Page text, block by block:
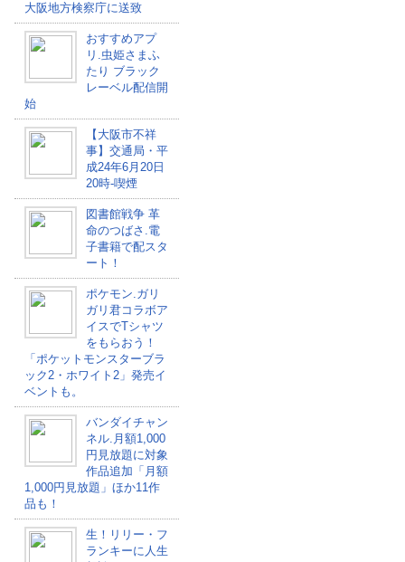
大阪地方検察庁に送致
おすすめアプ
リ.虫姫さまふ
たり ブラック
レーベル配信開
始
【大阪市不祥
事】交通局・平
成24年6月20日
20時-喫煙
図書館戦争 革
命のつばさ.電
子書籍で配スタ
ート！
ポケモン.ガリ
ガリ君コラボア
イスでTシャツ
をもらおう！
「ポケットモンスターブラ
ック2・ホワイト2」発売イ
ベントも。
バンダイチャン
ネル.月額1,000
円見放題に対象
作品追加「月額
1,000円見放題」ほか11作
品も！
生！リリー・フ
ランキーに人生